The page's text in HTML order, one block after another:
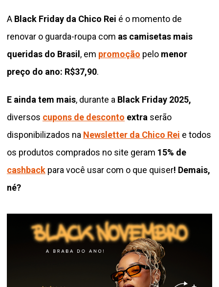
A Black Friday da Chico Rei é o momento de
renovar o guarda-roupa com as camisetas mais
queridas do Brasil, em promoção pelo menor
preço do ano: R$37,90.
E ainda tem mais, durante a Black Friday 2025,
diversos cupons de desconto extra serão
disponibilizados na Newsletter da Chico Rei e todos
os produtos comprados no site geram 15% de
cashback para você usar com o que quiser! Demais,
né?